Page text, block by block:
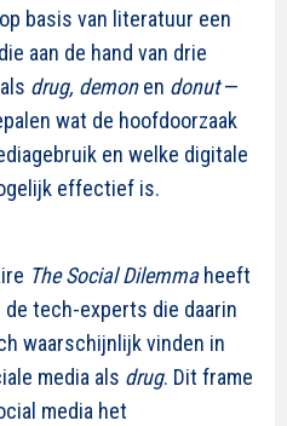
basis van literatuur een
aan de hand van drie
drug, demonen donut—
wat de hoofdoorzaak
en welke digitale
effectief is.
The Social Dilemma heeft
tech-experts die daarin
waarschijnlijk vinden in
media als drug. Dit frame
media het